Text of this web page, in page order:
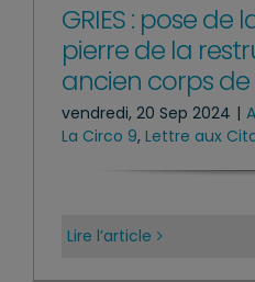
GRIES : pose de
pierre de la
ancien corps
vendredi, 20 Sep 2024 |
La Circo 9, Lettre aux
Lire l’article